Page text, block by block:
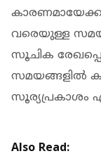
വരെയുള്ള
സൂചിക
സമയങ്ങളില്‍
സൂര്യപ്രകാശം
Also Read: